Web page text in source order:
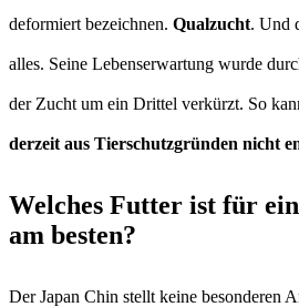
deformiert bezeichnen. Qualzucht. Und
alles. Seine Lebenserwartung wurde
der Zucht um ein Drittel verkürzt. So
derzeit aus Tierschutzgründen nicht
Welches Futter ist für
am besten?
Der Japan Chin stellt keine besonderen